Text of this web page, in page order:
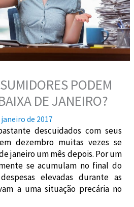
PODEM
DE JANEIRO?
janeiro de 2017
descuidados com seus
dezembro muitas vezes se
janeiro um mês depois. Por um
se acumulam no final do
elevadas durante as
a uma situação precária no